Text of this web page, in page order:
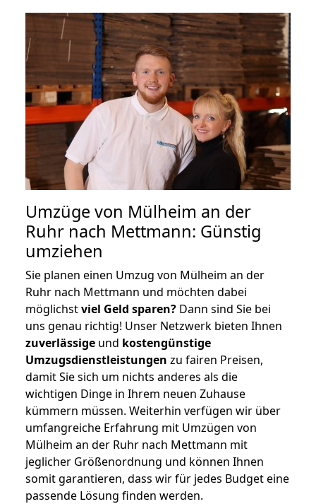
Umzüge von Mülheim an der
Ruhr nach Mettmann: Günstig
umziehen
Sie planen einen Umzug von Mülheim an der
Ruhr nach Mettmann und möchten dabei
möglichstviel Geld sparen? Dann sind Sie bei
uns genau richtig! Unser Netzwerk bieten Ihnen
zuverlässige und kostengünstige
Umzugsdienstleistungen zu fairen Preisen,
damit Sie sich um nichts anderes als die
wichtigen Dinge in Ihrem neuen Zuhause
kümmern müssen. Weiterhin verfügen wir über
umfangreiche Erfahrung mit Umzügen von
Mülheim an der Ruhr nach Mettmann mit
jeglicher Größenordnung und können Ihnen
somit garantieren, dass wir für jedes Budget eine
passende Lösung finden werden.